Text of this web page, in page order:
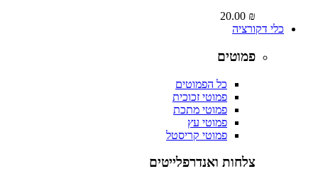
20.00
כלי דקורציה
פמוטים
כל הפמוטים
פמוטי זכוכית
פמוטי מתכת
פמוטי עץ
פמוטי קריסטל
צלחות ואנדרפלייטים